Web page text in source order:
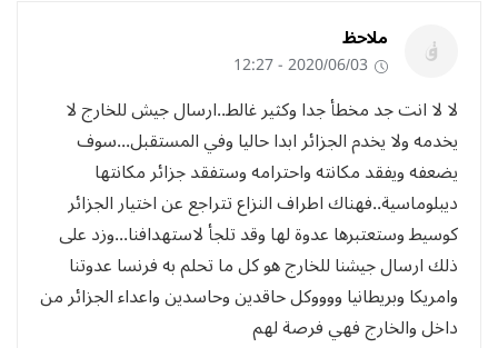
ملاحظ
2020/06/03 - 12:27
لا لا انت جد مخطأ جدا وكثير غالط..ارسال جيش للخارج لا
يخدمه ولا يخدم الجزائر ابدا حاليا وفي المستقبل...سوف
يضعفه ويفقد مكانته واحترامه وستفقد جزائر مكانتها
ديبلوماسية..فهناك اطراف النزاع تتراجع عن اختيار الجزائر
كوسيط وستعتبرها عدوة لها وقد تلجأ لاستهدافنا...وزد على
ذلك ارسال جيشنا للخارج هو كل ما تحلم به فرنسا عدوتنا
وامريكا وبريطانيا ووووكل حاقدين وحاسدين واعداء الجزائر من
داخل والخارج فهي فرصة لهم